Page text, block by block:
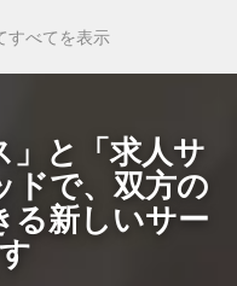
すべてを表示
」と「求人サ
ドで、双方の
る新しいサー